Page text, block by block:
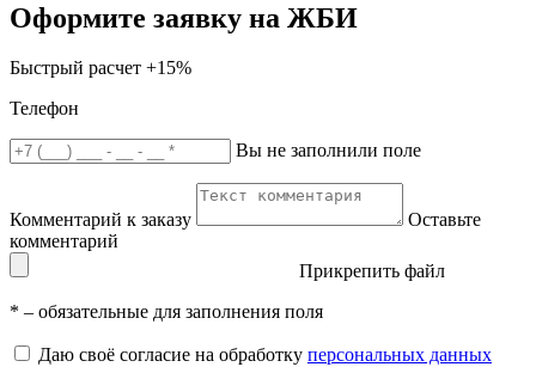
Оформите заявку на ЖБИ
Быстрый расчет +15%
Телефон
Вы не заполнили поле
Комментарий к заказу
Оставьте
комментарий
Прикрепить файл
* – обязательные для заполнения поля
Даю своё согласие на обработку персональных данных